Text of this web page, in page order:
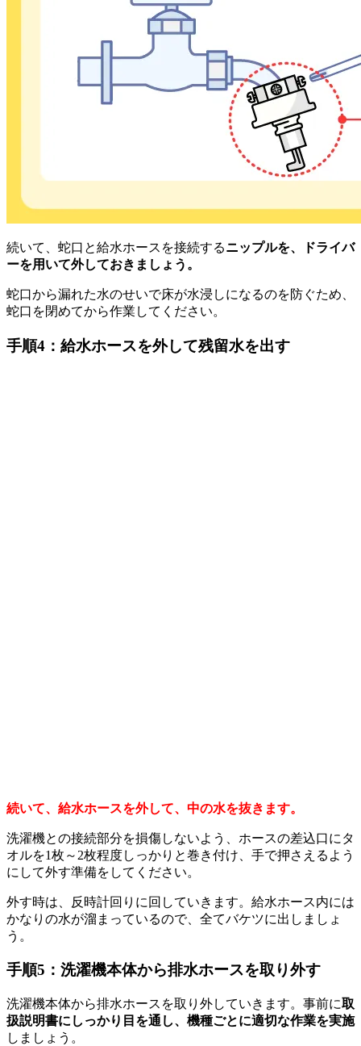
続いて、蛇口と給水ホースを接続するニップルを、ドライバ
ーを用いて外しておきましょう。
蛇口から漏れた水のせいで床が水浸しになるのを防ぐため、
蛇口を閉めてから作業してください。
手順4：給水ホースを外して残留水を出す
続いて、給水ホースを外して、中の水を抜きます。
洗濯機との接続部分を損傷しないよう、ホースの差込口にタ
オルを1枚～2枚程度しっかりと巻き付け、手で押さえるよう
にして外す準備をしてください。
外す時は、反時計回りに回していきます。給水ホース内には
かなりの水が溜まっているので、全てバケツに出しましょ
う。
手順5：洗濯機本体から排水ホースを取り外す
洗濯機本体から排水ホースを取り外していきます。事前に取
扱説明書にしっかり目を通し、機種ごとに適切な作業を実施
しましょう。